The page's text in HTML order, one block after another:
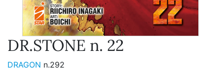
DR.STONE n. 22
DRAGON n.292